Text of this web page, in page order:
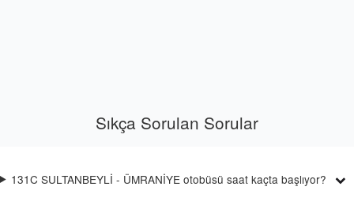
Sıkça Sorulan Sorular
131C SULTANBEYLİ - ÜMRANİYE otobüsü saat kaçta başlıyor?